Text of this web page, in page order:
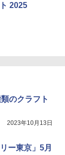
サントリー 大
2026 化粧箱
ドルPRO シ
く&低糖質 さ
さらに塩分控
ーブンレン
ブラック 25
2025
のクラフト
2023年10月13日
ー東京」5月